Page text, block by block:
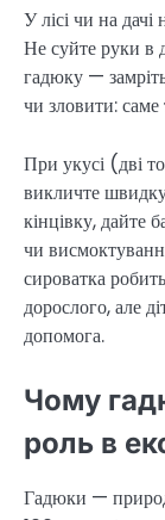
У лісі чи на дачі
Не суйте руки в
гадюку —
чи зловити: саме
При укусі (дві
викличте
кінцівку, дайте
чи
сироватка
дорослого, але
допомога.
Чому
роль в
Гадюки —